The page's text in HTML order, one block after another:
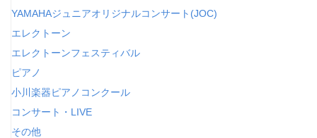
YAMAHAジュニアオリジナルコンサート(JOC)
エレクトーン
エレクトーンフェスティバル
ピアノ
小川楽器ピアノコンクール
コンサート・LIVE
その他